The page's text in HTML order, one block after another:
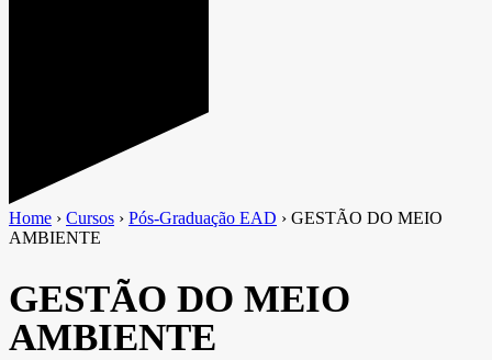
Home › Cursos › Pós-Graduação EAD › GESTÃO DO MEIO
AMBIENTE
GESTÃO DO MEIO
AMBIENTE